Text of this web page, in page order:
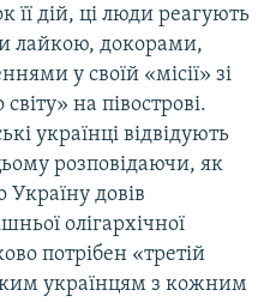
її дій, ці люди реагують
лайкою, докорами,
у своїй «місії» зі
на півострові.
українці відвідують
розповідаючи, як
Україну довів
олігархічної
потрібен «третій
українцям з кожним